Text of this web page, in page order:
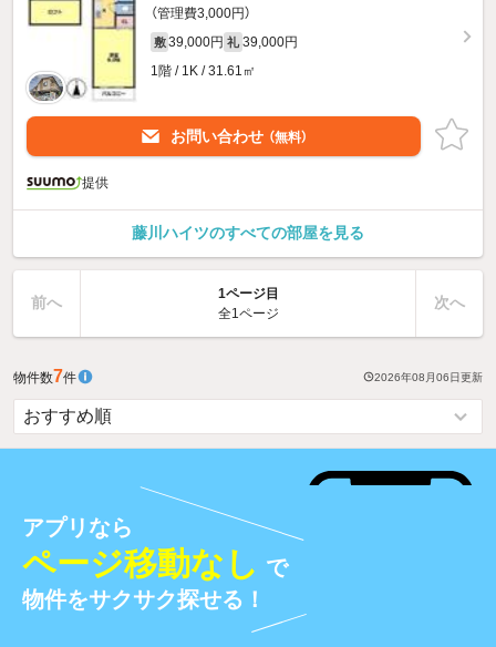
（管理費3,000円）
敷 39,000円 礼 39,000円
1階 / 1K / 31.61㎡
お問い合わせ （無料）
提供
藤川ハイツのすべての部屋を見る
前へ
1ページ目
全1ページ
次へ
物件数7件 2026年08月06日更新
アプリなら
ページ移動なし で
物件をサクサク探せる！